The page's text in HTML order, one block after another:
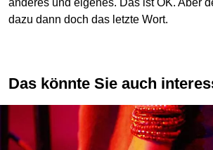
anderes und eigenes. Das ist OK. Aber
dazu dann doch das letzte Wort.
Das könnte Sie auch